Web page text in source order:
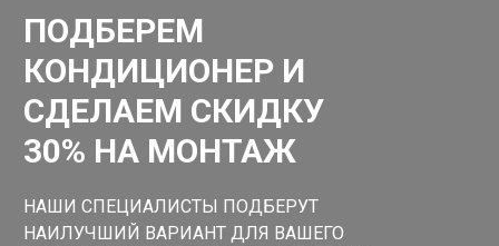
ПОДБЕРЕМ
КОНДИЦИОНЕР И
СДЕЛАЕМ СКИДКУ
30% НА МОНТАЖ
НАШИ СПЕЦИАЛИСТЫ ПОДБЕРУТ
НАИЛУЧШИЙ ВАРИАНТ ДЛЯ ВАШЕГО